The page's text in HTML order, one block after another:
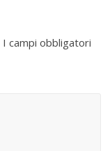
I campi obbligatori